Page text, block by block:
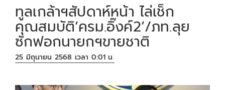
ทูลเกล้าฯสัปดาห์หน้า ไล่เช็ก
คุณสมบัติ‘ครม.อิ๊งค์2’/ภท.ลุย
ซักฟอกนายกฯขายชาติ
25 มิถุนายน 2568 เวลา 0:01 น.